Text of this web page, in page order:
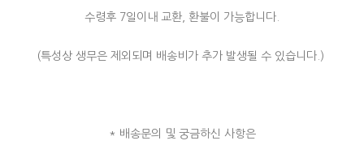
수령후 7일이내 교환, 환불이 가능합니다.
(특성상 생무은 제외되며 배송비가 추가 발생될 수 있습니다.)
* 배송문의 및 궁금하신 사항은